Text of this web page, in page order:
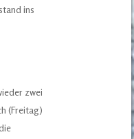
ins
zwei
(Freitag)